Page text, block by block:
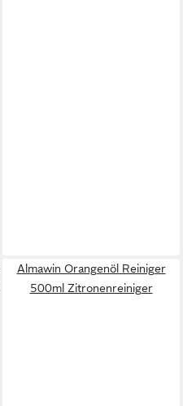
Almawin Orangenöl Reiniger
500ml Zitronenreiniger